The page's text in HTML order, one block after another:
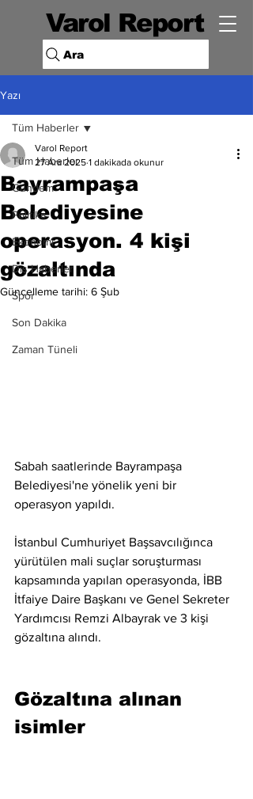
Varol Report
Ara
Yazı
Tüm Haberler
Gündem
Politika
Ekonomi
Dış Haberler
Spor
Son Dakika
Zaman Tüneli
Tüm Haberler
Bayrampaşa
Belediyesine
operasyon. 4 kişi
gözaltında
Varol Report
27 Ara 2025 1 dakikada okunur
Güncelleme tarihi: 6 Şub
Sabah saatlerinde Bayrampaşa
Belediyesi'ne yönelik yeni bir
operasyon yapıldı.
İstanbul Cumhuriyet Başsavcılığınca
yürütülen mali suçlar soruşturması
kapsamında yapılan operasyonda, İBB
İtfaiye Daire Başkanı ve Genel Sekreter
Yardımcısı Remzi Albayrak ve 3 kişi
gözaltına alındı.
Gözaltına alınan
isimler